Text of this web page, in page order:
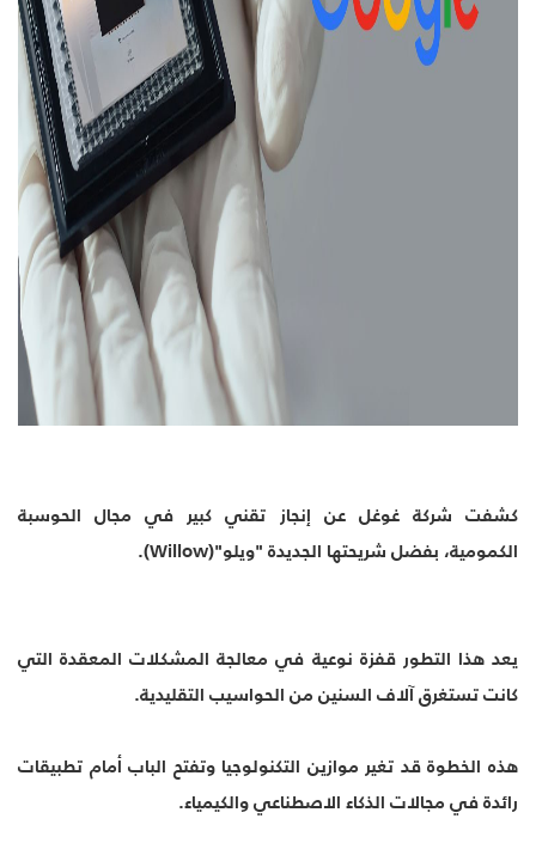
كشفت شركة غوغل عن إنجاز تقني كبير في مجال الحوسبة
الكمومية، بفضل شريحتها الجديدة "ويلو"(Willow).
يعد هذا التطور قفزة نوعية في معالجة المشكلات المعقدة التي
كانت تستغرق آلاف السنين من الحواسيب التقليدية.
هذه الخطوة قد تغير موازين التكنولوجيا وتفتح الباب أمام تطبيقات
رائدة في مجالات الذكاء الاصطناعي والكيمياء.